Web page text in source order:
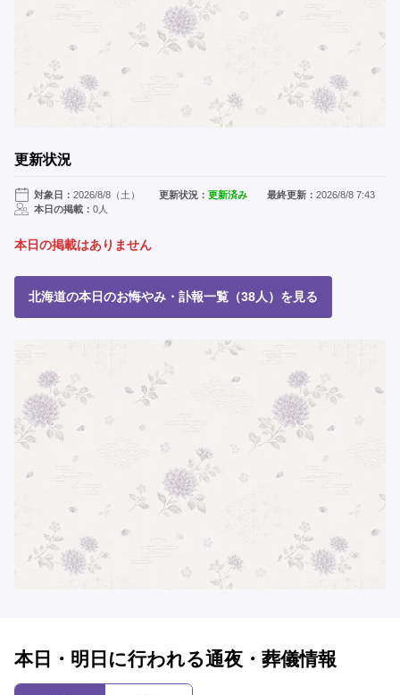
更新状況
対象日： 2026/8/8（土） 更新状況：更新済み 最終更新： 2026/8/8 7:43
本日の掲載： 0人
本日の掲載はありません
北海道の本日のお悔やみ・訃報一覧（38人）を見る
本日・明日に行われる通夜・葬儀情報